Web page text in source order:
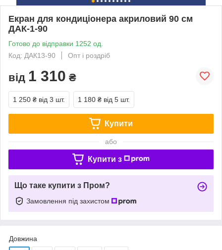
Екран для кондиціонера акриловий 90 см
ДАК-1-90
Готово до відправки 1252 од.
Код: ДАК13-90
Опт і роздріб
від 1 310 ₴
1 250 ₴ від 3 шт. 1 180 ₴ від 5 шт.
Купити
або
Купити з
Що таке купити з Пром?
Замовлення під захистом
Довжина